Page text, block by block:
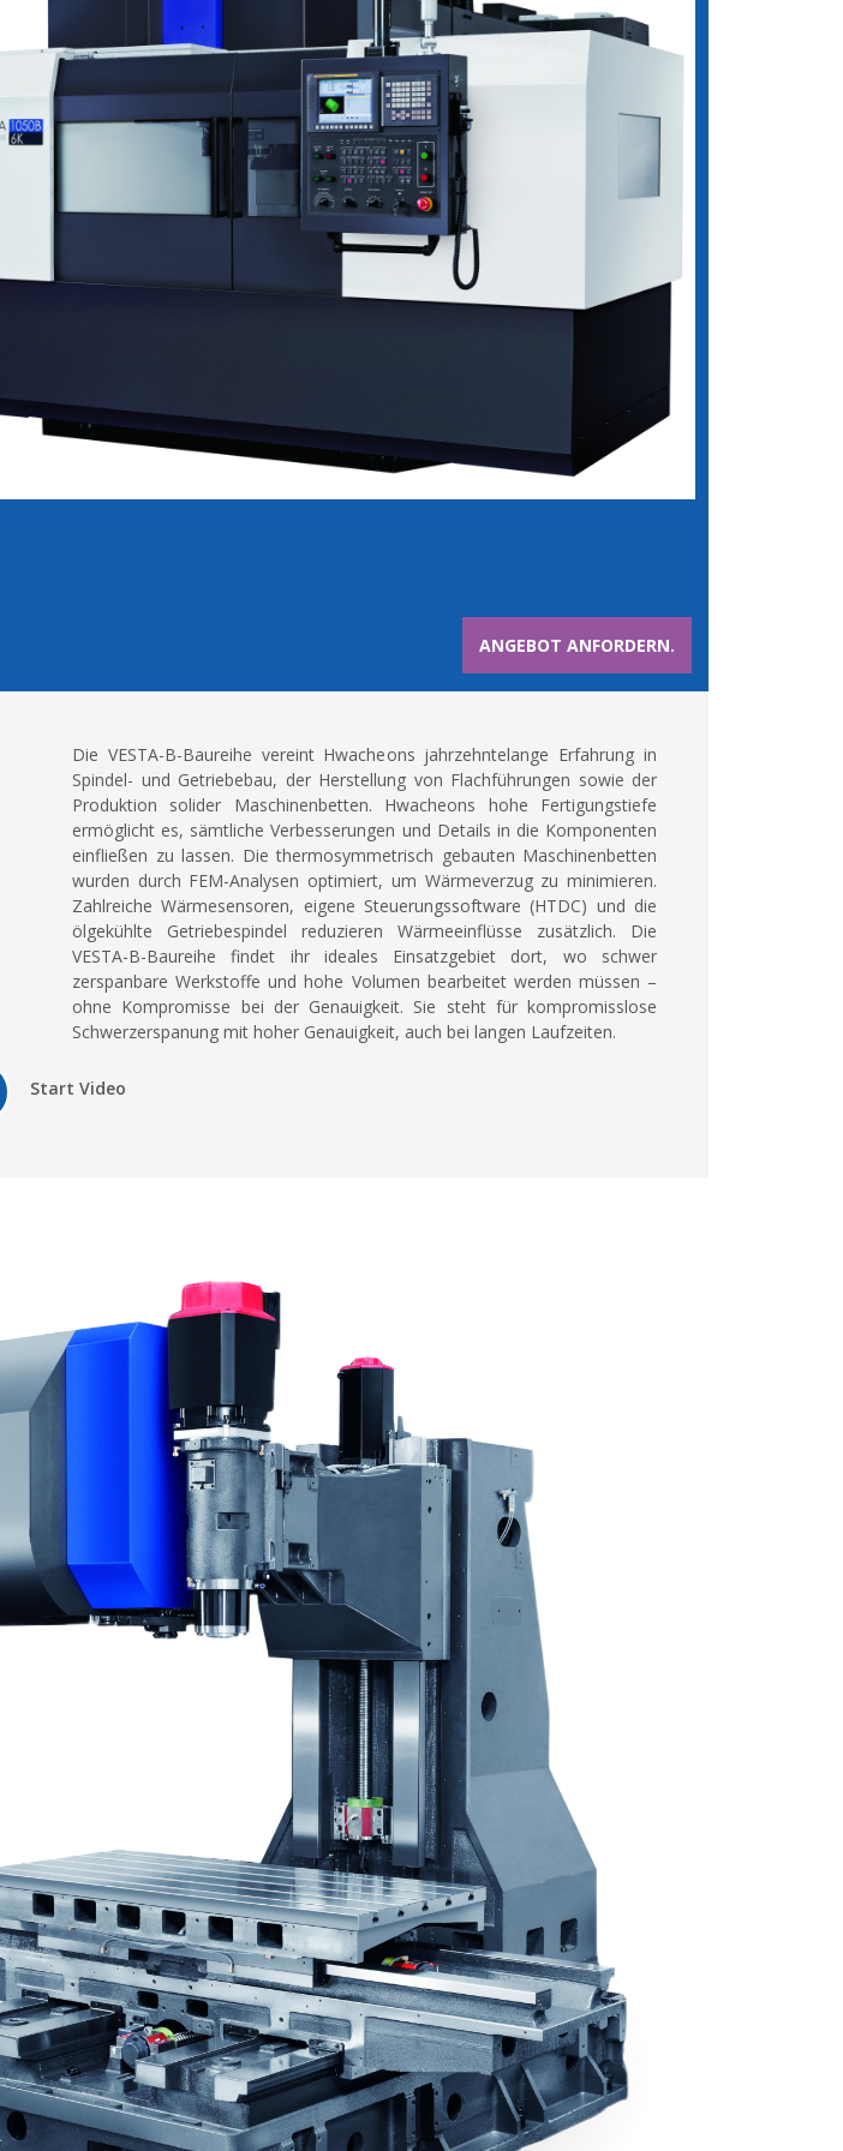
ANGEBOT ANFORDERN.
Die VESTA-B-Baureihe vereint Hwacheons jahrzehntelange Erfahrung in
Spindel- und Getriebebau, der Herstellung von Flachführungen sowie der
Produktion solider Maschinenbetten. Hwacheons hohe Fertigungstiefe
ermöglicht es, sämtliche Verbesserungen und Details in die Komponenten
einfließen zu lassen. Die thermosymmetrisch gebauten Maschinenbetten
wurden durch FEM-Analysen optimiert, um Wärmeverzug zu minimieren.
Zahlreiche Wärmesensoren, eigene Steuerungssoftware (HTDC) und die
ölgekühlte Getriebespindel reduzieren Wärmeeinflüsse zusätzlich. Die
VESTA-B-Baureihe findet ihr ideales Einsatzgebiet dort, wo schwer
zerspanbare Werkstoffe und hohe Volumen bearbeitet werden müssen –
ohne Kompromisse bei der Genauigkeit. Sie steht für kompromisslose
Schwerzerspanung mit hoher Genauigkeit, auch bei langen Laufzeiten.
Start Video